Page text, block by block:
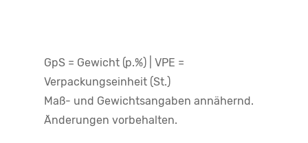
GpS = Gewicht (p.%) | VPE =
Verpackungseinheit (St.)
Maß- und Gewichtsangaben annähernd.
Änderungen vorbehalten.